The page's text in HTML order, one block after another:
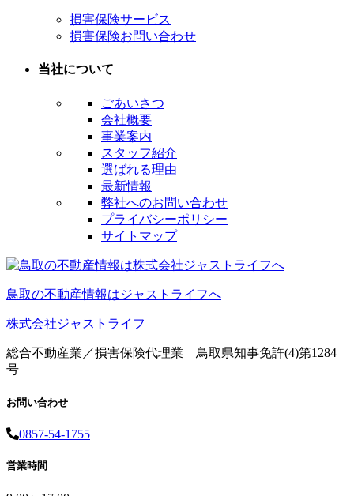
損害保険サービス
損害保険お問い合わせ
当社について
ごあいさつ
会社概要
事業案内
スタッフ紹介
選ばれる理由
最新情報
弊社へのお問い合わせ
プライバシーポリシー
サイトマップ
鳥取の不動産情報はジャストライフへ
株式会社ジャストライフ
総合不動産業／損害保険代理業 鳥取県知事免許(4)第1284
号
お問い合わせ
0857-54-1755
営業時間